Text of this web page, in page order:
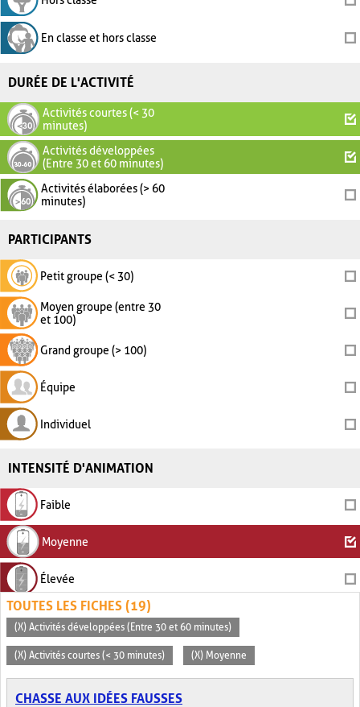
En classe et hors classe
DURÉE DE L'ACTIVITÉ
Activités courtes (< 30
minutes)
Activités développées
(Entre 30 et 60 minutes)
Activités élaborées (> 60
minutes)
PARTICIPANTS
Petit groupe (< 30)
Moyen groupe (entre 30
et 100)
Grand groupe (> 100)
Équipe
Individuel
INTENSITÉ D'ANIMATION
Faible
Moyenne
Élevée
TOUTES LES FICHES (19)
(X) Activités développées (Entre 30 et 60 minutes)
(X) Activités courtes (< 30 minutes) (X) Moyenne
CHASSE AUX IDÉES FAUSSES